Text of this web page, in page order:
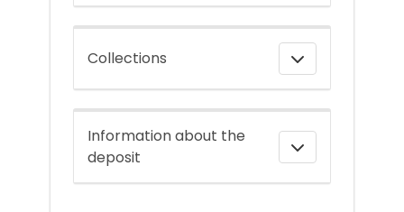
Collections
Information about the
deposit